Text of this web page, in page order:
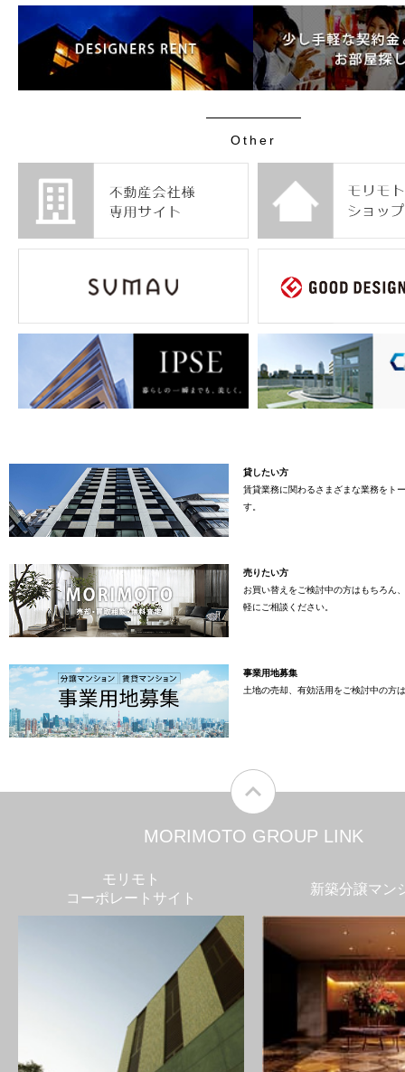
Other
貸したい方
賃貸業務に関わるさまざまな業務をト
す。
売りたい方
お買い替えをご検討中の方はもちろん
軽にご相談ください。
事業用地募集
土地の売却、有効活用をご検討中の方
MORIMOTO GROUP LINK
モリモト
コーポレートサイト
新築分譲マン